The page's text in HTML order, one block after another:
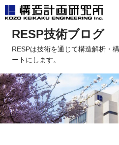
ツ
へ
ス
キ
ッ
RESP技術ブログ
RESPは技術を通じて構造解析・
ートにします。